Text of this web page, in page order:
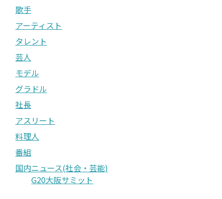
歌手
アーティスト
タレント
芸人
モデル
グラドル
社長
アスリート
料理人
番組
国内ニュース(社会・芸能)
G20大阪サミット